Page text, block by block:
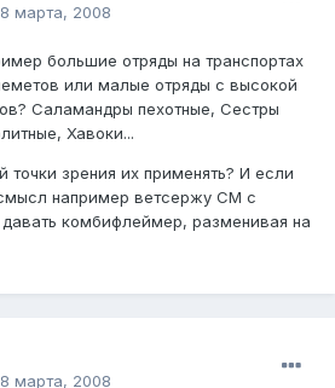
марта, 2008
большие отряды на транспортах
или малые отряды с высокой
Саламандры пехотные, Сестры
Хавоки...
зрения их применять? И если
например ветсержу СМ с
комбифлеймер, разменивая на
марта, 2008